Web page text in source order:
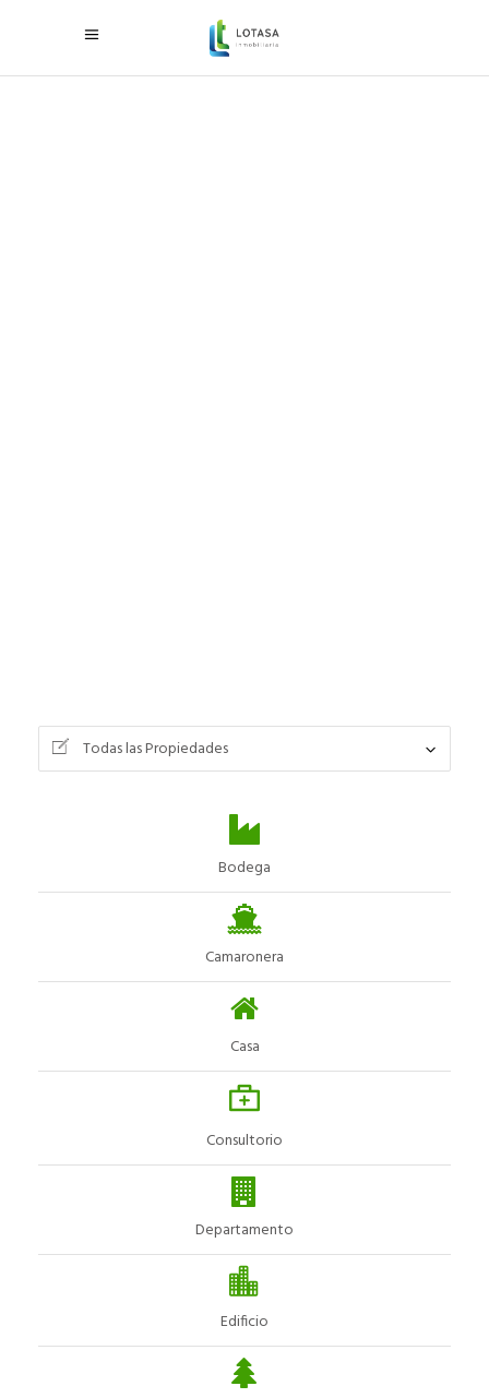
Todas las Propiedades
Bodega
Camaronera
Casa
Consultorio
Departamento
Edificio